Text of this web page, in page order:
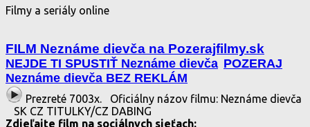
Filmy a seriály online
FILM Neznáme dievča na Pozerajfilmy.sk
NEJDE TI SPUSTIŤ Neznáme dievča POZERAJ
Neznáme dievča BEZ REKLÁM
Prezreté 7003x.
Oficiálny názov filmu: Neznáme dievča
SK CZ TITULKY/CZ DABING
Zdieľajte film na sociálnych sieťach: